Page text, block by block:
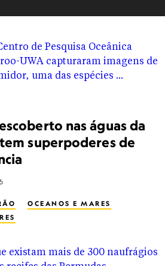
nas águas da
superpoderes de
OCEANOS E MARES